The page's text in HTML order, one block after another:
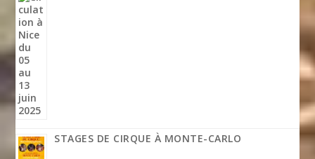
STAGES DE CIRQUE À MONTE-CARLO